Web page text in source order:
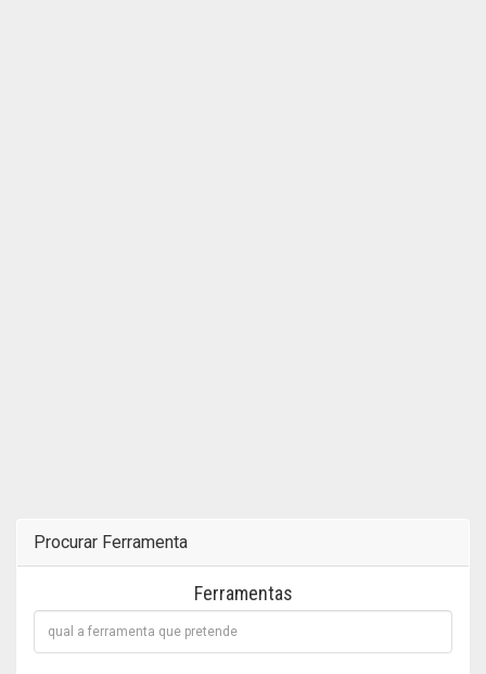
Procurar Ferramenta
Ferramentas